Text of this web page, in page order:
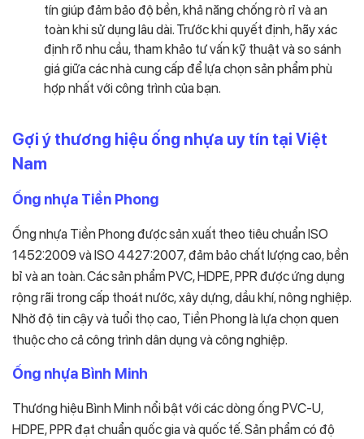
tín giúp đảm bảo độ bền, khả năng chống rò rỉ và an
toàn khi sử dụng lâu dài. Trước khi quyết định, hãy xác
định rõ nhu cầu, tham khảo tư vấn kỹ thuật và so sánh
giá giữa các nhà cung cấp để lựa chọn sản phẩm phù
hợp nhất với công trình của bạn.
Gợi ý thương hiệu ống nhựa uy tín tại Việt
Nam
Ống nhựa Tiền Phong
Ống nhựa Tiền Phong được sản xuất theo tiêu chuẩn ISO
1452:2009 và ISO 4427:2007, đảm bảo chất lượng cao, bền
bỉ và an toàn. Các sản phẩm PVC, HDPE, PPR được ứng dụng
rộng rãi trong cấp thoát nước, xây dựng, dầu khí, nông nghiệp.
Nhờ độ tin cậy và tuổi thọ cao, Tiền Phong là lựa chọn quen
thuộc cho cả công trình dân dụng và công nghiệp.
Ống nhựa Bình Minh
Thương hiệu Bình Minh nổi bật với các dòng ống PVC-U,
HDPE, PPR đạt chuẩn quốc gia và quốc tế. Sản phẩm có độ